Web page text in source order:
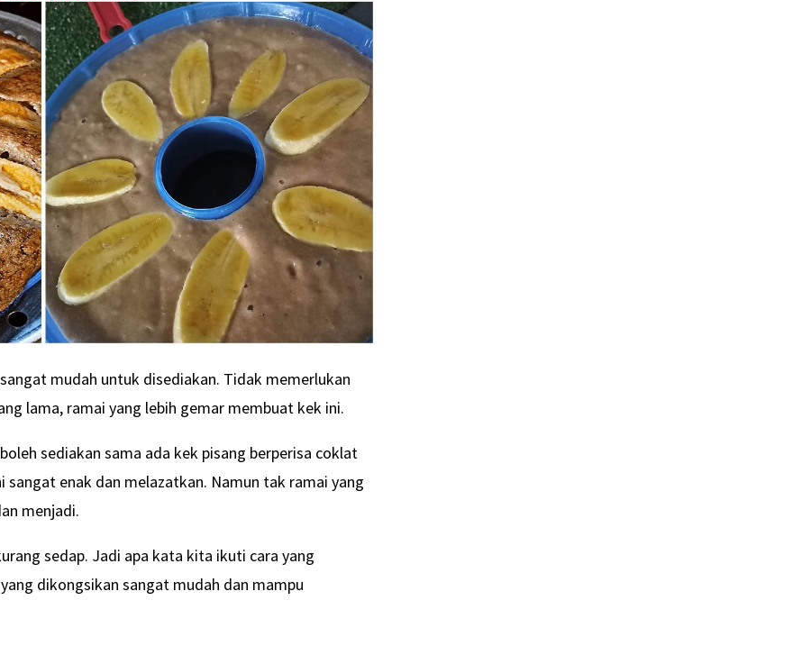
mudah untuk disediakan. Tidak memerlukan
lama, ramai yang lebih gemar membuat kek ini.
sediakan sama ada kek pisang berperisa coklat
sangat enak dan melazatkan. Namun tak ramai yang
menjadi.
sedap. Jadi apa kata kita ikuti cara yang
yang dikongsikan sangat mudah dan mampu